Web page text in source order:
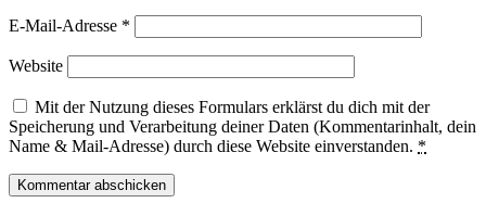
E-Mail-Adresse *
Website
Mit der Nutzung dieses Formulars erklärst du dich mit der
Speicherung und Verarbeitung deiner Daten (Kommentarinhalt, dein
Name & Mail-Adresse) durch diese Website einverstanden. *